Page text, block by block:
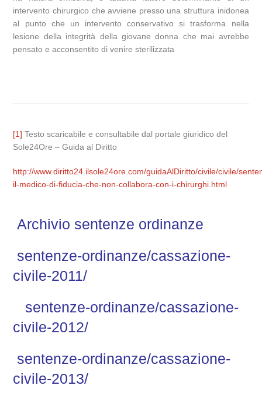
intervento chirurgico che avviene presso una struttura inidonea
al punto che un intervento conservativo si trasforma nella
lesione della integrità della giovane donna che mai avrebbe
pensato e acconsentito di venire sterilizzata
[1] Testo scaricabile e consultabile dal portale giuridico del
Sole24Ore – Guida al Diritto
http://www.diritto24.ilsole24ore.com/guidaAlDiritto/civile/civile/
il-medico-di-fiducia-che-non-collabora-con-i-chirurghi.html
Archivio sentenze ordinanze
sentenze-ordinanze/cassazione-
civile-2011/
sentenze-ordinanze/cassazione-
civile-2012/
sentenze-ordinanze/cassazione-
civile-2013/